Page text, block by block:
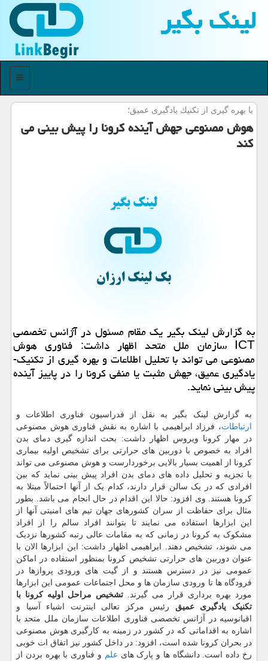
لینك بگیر
منو
با بهره گیری از تكنیك یادگیری عمیق؛
هوش مصنوعی جهش آینده كرونا را پیش بینی می
كند
به گزارش لینك بگیر یك مقام مسئول در آژانس تخصصی
ICT سازمان ملل متحد اظهار داشت: فناوری هوش
مصنوعی می تواند با تحلیل اطلاعات و بهره­ گیری از تكنیك­
یادگیری عمیق، جهش مثبت یا منفی كرونا را در پاییز آینده
پیش بینی نماید.
به گزارش لینک بگیر به نقل از فدراسیون فناوری اطلاعات و
ارتباطات، فرزاد ابراهیمی با اشاره به نقش فناوری هوش مصنوعی
در مهار کرونا ویروس اظهار داشت: بحث اندازه گیری دمای بدن
افراد به خصوص با دوربین های حرارتی برای تشخیص اولیه بیماری
کرونا از اهمیت بسیار بالایی برخوردارست و هوش مصنوعی می تواند
با تجزیه و تحلیل داده های دمای بدن افراد پیش بینی نماید که بین
افرادی که در یک سالن قرار دارند، کدام یک از آنها احتمالاً مبتلا به
کرونا هستند. وی افزود: حالا این اقدام در حال انجام می باشد. بطور
مثال برای حفاظت از سران کشورهای جهان تیم های امنیتی آنها از
این ابزارها استفاده می نمایند تا بتوانند افراد سالم را از افراد
مشکوک به کرونا در زمانی که به مقامات عالی رتبه کشورها نزدیک
می شوند، تشخیص دهند. ابراهیمی اظهار داشت: این ابزارها الان با
عنوان دوربین های حرارتی تشخیص کرونا بمنظور استفاده در اماکن
عمومی نیز در دسترس هستند و از گیت های ورودی پروازها در
فرودگاه ها تا ورودی سازمان ها و محل اجتماعات عمومی این ابزارها
مورد بهره برداری قرار می گیرند. تشخیص مراحل اولیه کرونا با
تکنیک یادگیری عمیق رئیس مرکز تعالی اینترنت اشیاء آسیا و
اقیانوسیه در آژانس تخصصی فناوری اطلاعات سازمان ملل متحد با
اشاره به اقداماتی که در کشور در زمینه به کارگیری هوش مصنوعی
در بحران کرونا شده است، افزود: در داخل کشور نیز اتفاق ات خوبی
رخ داده است. دانشگاه ها و پارک های علم و فناوری با بهره بردن از